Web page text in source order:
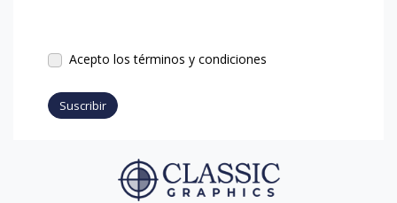
Acepto los términos y condiciones
Suscribir